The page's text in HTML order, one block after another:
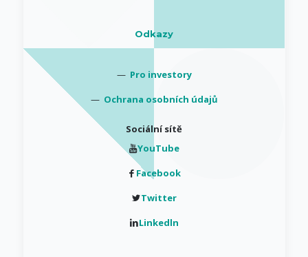
Odkazy
— Pro investory
— Ochrana osobních údajů
Sociální sítě
YouTube
Facebook
Twitter
Linkedln